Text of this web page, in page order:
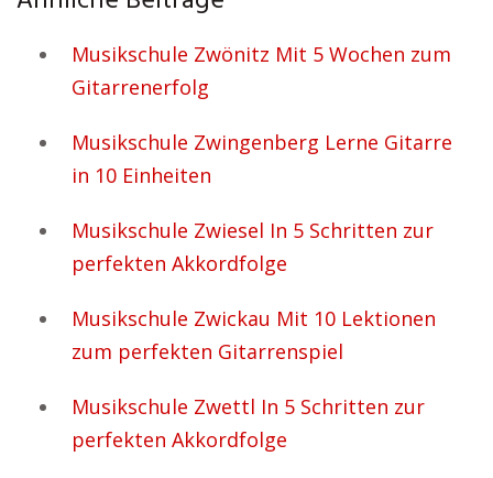
Musikschule Zwönitz Mit 5 Wochen zum
Gitarrenerfolg
Musikschule Zwingenberg Lerne Gitarre
in 10 Einheiten
Musikschule Zwiesel In 5 Schritten zur
perfekten Akkordfolge
Musikschule Zwickau Mit 10 Lektionen
zum perfekten Gitarrenspiel
Musikschule Zwettl In 5 Schritten zur
perfekten Akkordfolge